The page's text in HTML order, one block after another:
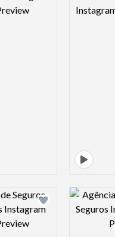
Design preview image